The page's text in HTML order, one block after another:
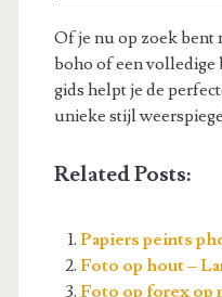
Of je nu op zoek bent
boho of een volledige
gids helpt je de
unieke stijl
Related Posts:
Papiers peints
Foto op hout –
Foto op forex op